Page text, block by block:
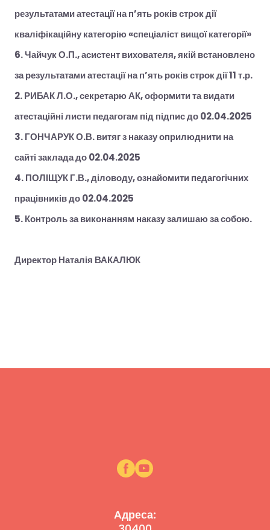
результатами атестації на п’ять років строк дії
кваліфікаційну категорію «спеціаліст вищої категорії»
6. Чайчук О.П., асистент вихователя, якій встановлено
за результатами атестації на п’ять років строк дії 11 т.р.
2. РИБАК Л.О., секретарю АК, оформити та видати
атестаційні листи педагогам під підпис до 02.04.2025
3. ГОНЧАРУК О.В. витяг з наказу оприлюднити на
сайті заклада до 02.04.2025
4. ПОЛІЩУК Г.В., діловоду, ознайомити педагогічних
працівників до 02.04.2025
5. Контроль за виконанням наказу залишаю за собою.
Директор Наталія ВАКАЛЮК
Адреса: